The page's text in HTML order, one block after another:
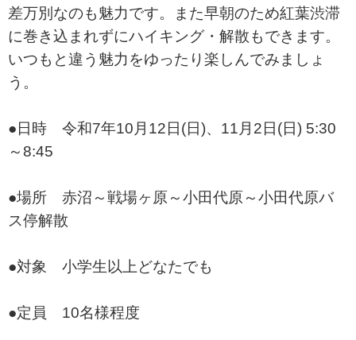
差万別なのも魅力です。また早朝のため紅葉渋滞
に巻き込まれずにハイキング・解散もできます。
いつもと違う魅力をゆったり楽しんでみましょ
う。
●日時 令和7年10月12日(日)、11月2日(日) 5:30
～8:45
●場所 赤沼～戦場ヶ原～小田代原～小田代原バ
ス停解散
●対象 小学生以上どなたでも
●定員 10名様程度